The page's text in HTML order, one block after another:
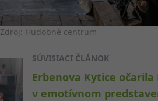
Zdroj: Hudobné centrum
SÚVISIACI ČLÁNOK
Erbenova Kytice očarila
v emotívnom